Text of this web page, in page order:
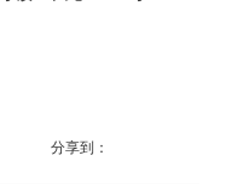
分享到：